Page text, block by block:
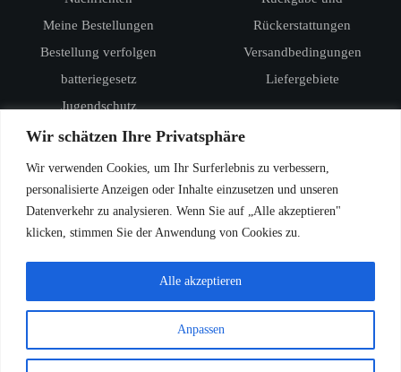
Wir schätzen Ihre Privatsphäre
Wir verwenden Cookies, um Ihr Surferlebnis zu verbessern,
personalisierte Anzeigen oder Inhalte einzusetzen und unseren
Datenverkehr zu analysieren. Wenn Sie auf „Alle akzeptieren"
klicken, stimmen Sie der Anwendung von Cookies zu.
Anpassen
Alle akzeptieren
Meine Bestellungen
Bestellung verfolgen
batteriegesetz
Jugendschutz
Rückerstattungen
Versandbedingungen
Liefergebiete
RandM Digital Box 12000
RandM Tornado 15000
Vozol Star 20000
Vozol Star 40000
© 2026VAPE DE. Alle Rechte vorbehalten.